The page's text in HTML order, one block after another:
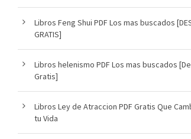
Libros Feng Shui PDF Los mas buscados
GRATIS]
Libros helenismo PDF Los mas buscados
Gratis]
Libros Ley de Atraccion PDF Gratis Que
tu Vida